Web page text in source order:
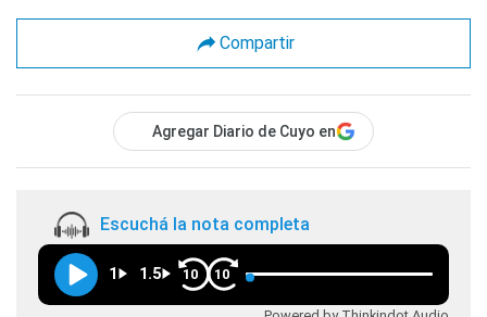
Compartir
Agregar Diario de Cuyo en
Escuchá la nota completa
1 1.5 10 10